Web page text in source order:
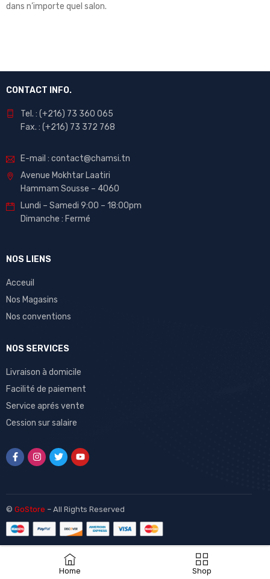
Home Shop
dans n’importe quel salon.
CONTACT INFO.
Tel. : (+216) 73 360 065
Fax. : (+216) 73 372 768
E-mail : contact@chamsi.tn
Avenue Mokhtar Laatiri
Hammam Sousse – 4060
Lundi – Samedi 9:00 – 18:00pm
Dimanche : Fermé
NOS LIENS
Acceuil
Nos Magasins
Nos conventions
NOS SERVICES
Livraison à domicile
Facilité de paiement
Service aprés vente
Cession sur salaire
© GoStore – All Rights Reserved